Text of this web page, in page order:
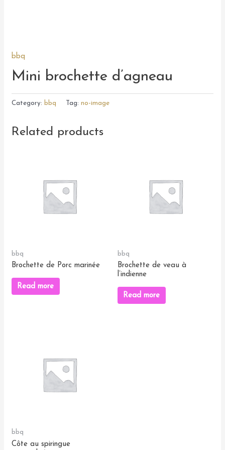
bbq
Mini brochette d’agneau
Category: bbq Tag:no-image
Related products
bbq
Brochette de Porc marinée
Read more
bbq
Brochette de veau à
l’indienne
Read more
bbq
Côte au spiringue